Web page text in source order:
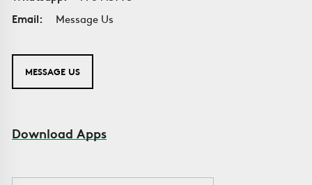
Email:
Message Us
MESSAGE US
Download Apps